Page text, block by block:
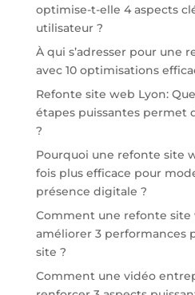
optimise-t-elle 4 aspects
utilisateur ?
À qui s’adresser pour une
avec 10 optimisations
Refonte site web Lyon:
étapes puissantes permet
?
Pourquoi une refonte site
fois plus efficace pour
présence digitale ?
Comment une refonte site
améliorer 3 performances
site ?
Comment une vidéo